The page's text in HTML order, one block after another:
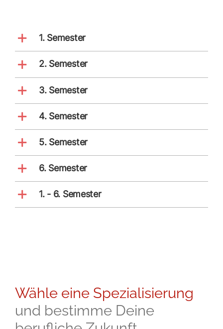
1. Semester
2. Semester
3. Semester
4. Semester
5. Semester
6. Semester
1. - 6. Semester
Wähle eine Spezial­isierung
und bestimme Deine